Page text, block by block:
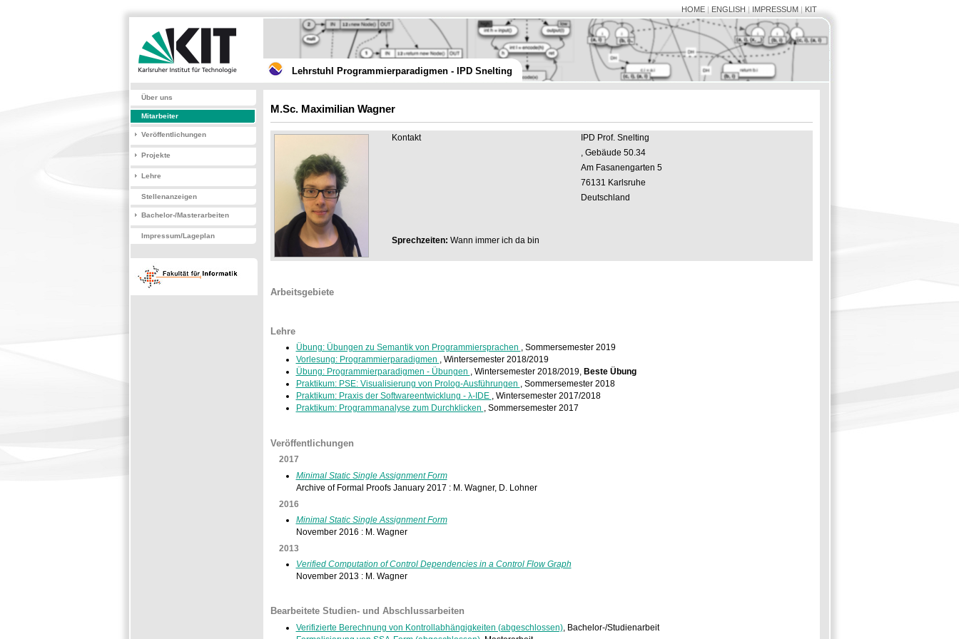
HOME| ENGLISH | IMPRESSUM| KIT
Lehrstuhl Programmierparadigmen - IPD Snelting
Über uns
Mitarbeiter
Veröffentlichungen
Projekte
Lehre
Stellenanzeigen
Bachelor-/Masterarbeiten
Impressum/Lageplan
M.Sc. Maximilian Wagner
Kontakt
IPD Prof. Snelting
, Gebäude 50.34
Am Fasanengarten 5
76131 Karlsruhe
Deutschland
Sprechzeiten: Wann immer ich da bin
Arbeitsgebiete
Lehre
Übung: Übungen zu Semantik von Programmiersprachen , Sommersemester 2019
Vorlesung: Programmierparadigmen , Wintersemester 2018/2019
Übung: Programmierparadigmen - Übungen , Wintersemester 2018/2019, Beste Übung
Praktikum: PSE: Visualisierung von Prolog-Ausführungen , Sommersemester 2018
Praktikum: Praxis der Softwareentwicklung - λ-IDE , Wintersemester 2017/2018
Praktikum: Programmanalyse zum Durchklicken , Sommersemester 2017
Veröffentlichungen
2017
Minimal Static Single Assignment Form
Archive of Formal Proofs January 2017 : M. Wagner, D. Lohner
2016
Minimal Static Single Assignment Form
November 2016 : M. Wagner
2013
Verified Computation of Control Dependencies in a Control Flow Graph
November 2013 : M. Wagner
Bearbeitete Studien- und Abschlussarbeiten
Verifizierte Berechnung von Kontrollabhängigkeiten (abgeschlossen), Bachelor-/Studienarbeit